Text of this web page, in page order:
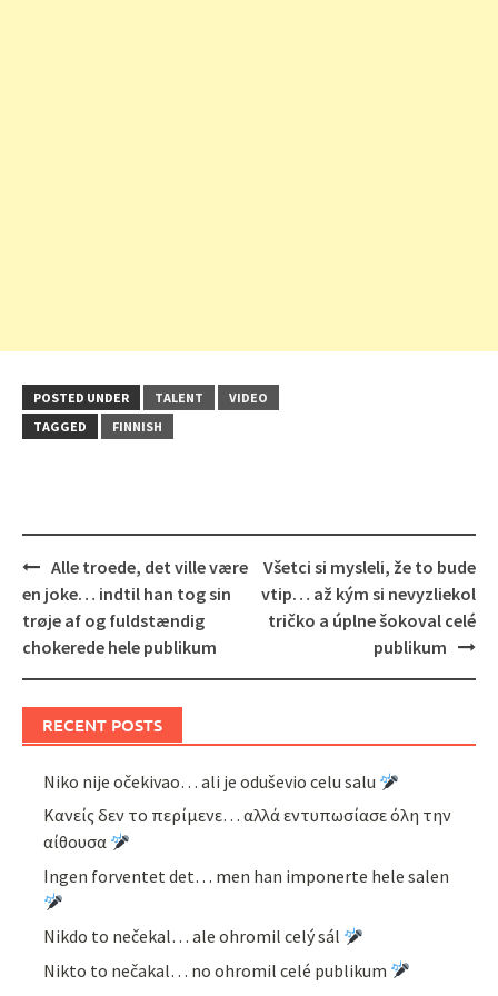
POSTED UNDER TALENT
VIDEO
TAGGED
FINNISH
Post
navigation
Alle troede, det ville være
en joke… indtil han tog sin
trøje af og fuldstændig
chokerede hele publikum
Všetci si mysleli, že to bude
vtip… až kým si nevyzliekol
tričko a úplne šokoval celé
publikum
RECENT POSTS
Niko nije očekivao… ali je oduševio celu salu
Κανείς δεν το περίμενε… αλλά εντυπωσίασε όλη την
αίθουσα
Ingen forventet det… men han imponerte hele salen
Nikdo to nečekal… ale ohromil celý sál
Nikto to nečakal… no ohromil celé publikum